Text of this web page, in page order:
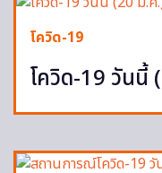
โควิด-19
โควิด-19 วันนี้